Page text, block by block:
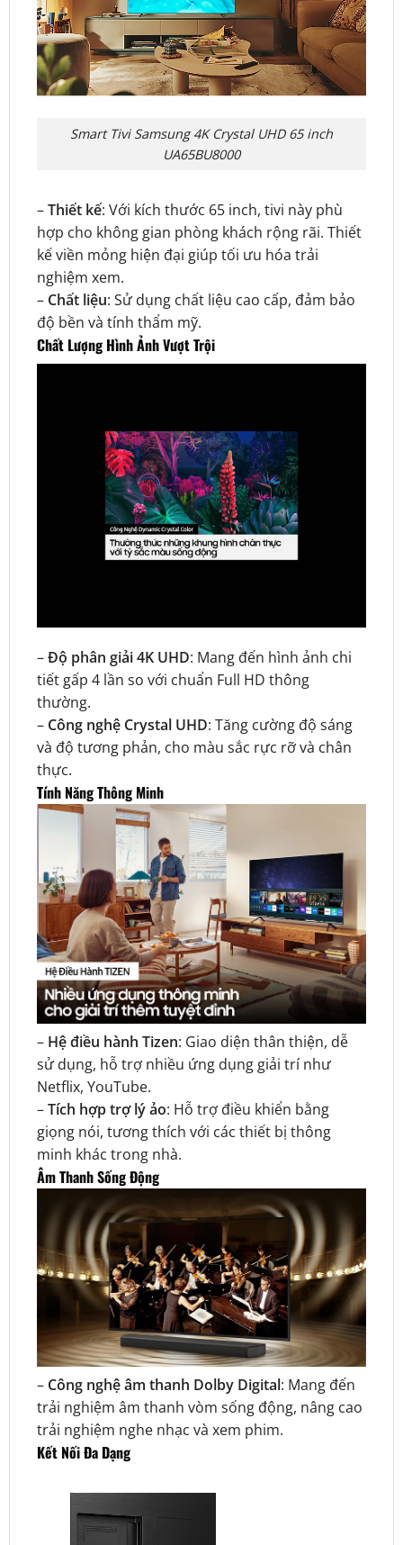
Smart Tivi Samsung 4K Crystal UHD 65 inch
UA65BU8000
–Thiết kế: Với kích thước 65 inch, tivi này phù
hợp cho không gian phòng khách rộng rãi. Thiết
kế viền mỏng hiện đại giúp tối ưu hóa trải
nghiệm xem.
– Chất liệu: Sử dụng chất liệu cao cấp, đảm bảo
độ bền và tính thẩm mỹ.
Chất Lượng Hình Ảnh Vượt Trội
–Độ phân giải 4K UHD: Mang đến hình ảnh chi
tiết gấp 4 lần so với chuẩn Full HD thông
thường.
– Công nghệ Crystal UHD: Tăng cường độ sáng
và độ tương phản, cho màu sắc rực rỡ và chân
thực.
Tính Năng Thông Minh
– Hệ điều hành Tizen: Giao diện thân thiện, dễ
sử dụng, hỗ trợ nhiều ứng dụng giải trí như
Netflix, YouTube.
–Tích hợp trợ lý ảo: Hỗ trợ điều khiển bằng
giọng nói, tương thích với các thiết bị thông
minh khác trong nhà.
Âm Thanh Sống Động
– Công nghệ âm thanh Dolby Digital: Mang đến
trải nghiệm âm thanh vòm sống động, nâng cao
trải nghiệm nghe nhạc và xem phim.
Kết Nối Đa Dạng